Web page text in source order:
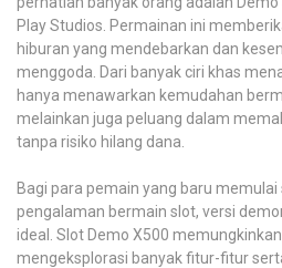
Play Studios. Permainan ini
hiburan yang mendebarkan dan
menggoda. Dari banyak ciri khas
hanya menawarkan kemudahan
melainkan juga peluang dalam
tanpa risiko hilang dana.
Bagi para pemain yang baru
pengalaman bermain slot, versi
ideal. Slot Demo X500
mengeksplorasi banyak fitur-fitur